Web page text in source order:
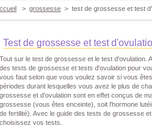
> grossesse > test de grossesse et test
Test de grossesse et test
Tout sur le test de grossesse et le test d'ovulation.
des tests de grossesse et tests d'ovulation pour
vous faut selon que vous voulez savoir si vous
périodes durant lesquelles vous avez le plus de
grossesse et d'ovulation sont en effet conçus de
grossesse (vous êtes enceinte), soit l'hormone
de fertilité). Avec le guide des tests de grossesse
choisissez vos tests.